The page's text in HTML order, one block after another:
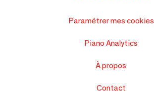
Paramétrer mes cookies
Piano Analytics
À propos
Contact